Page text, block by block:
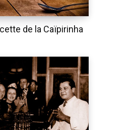
de la Caïpirinha